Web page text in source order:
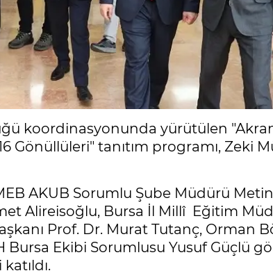
koordinasyonunda yürütülen
Gönüllüleri" tanıtım programı, Zeki
AKUB Sorumlu Şube Müdürü
Alireisoğlu, Bursa İl Millî Eğitim
Prof. Dr. Murat Tutanç, Orman
Bursa Ekibi Sorumlusu Yusuf Güçlü